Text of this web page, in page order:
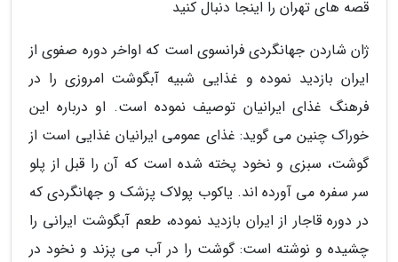
قصه های تهران را اینجا دنبال کنید
ژان شاردن جهانگردی فرانسوی است که اواخر دوره صفوی از
ایران بازدید نموده و غذایی شبیه آبگوشت امروزی را در
فرهنگ غذای ایرانیان توصیف نموده است. او درباره این
خوراک چنین می گوید: غذای عمومی ایرانیان غذایی است از
گوشت، سبزی و نخود پخته شده است که آن را قبل از پلو
سر سفره می آورده اند. یاکوب پولاک پزشک و جهانگردی که
در دوره قاجار از ایران بازدید نموده، طعم آبگوشت ایرانی را
چشیده و نوشته است: گوشت را در آب می پزند و نخود در